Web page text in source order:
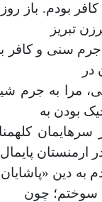
بودم. باز
تبریز
سنی و کافر
در
مرا به جرم
بودن به
ارمنستان پای­مال
به دین
سوختم؛ چون